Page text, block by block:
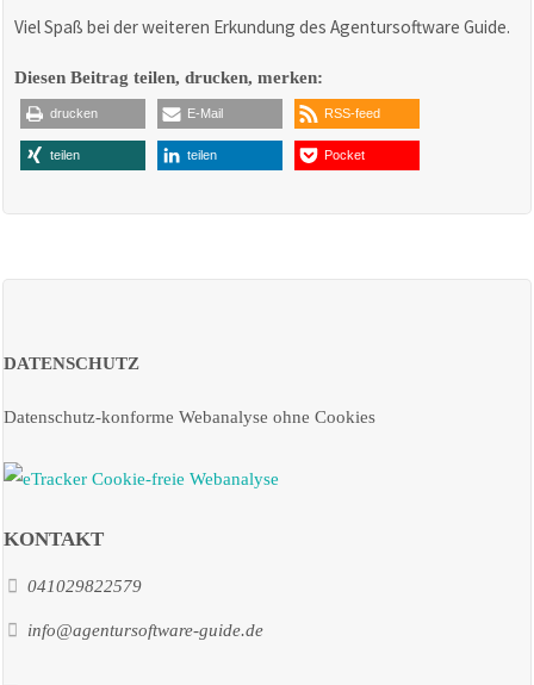
Viel Spaß bei der weiteren Erkundung des Agentursoftware Guide.
Diesen Beitrag teilen, drucken, merken:
drucken E-Mail RSS-feed
teilen teilen Pocket
DATENSCHUTZ
Datenschutz-konforme Webanalyse ohne Cookies
KONTAKT
041029822579
info@agentursoftware-guide.de